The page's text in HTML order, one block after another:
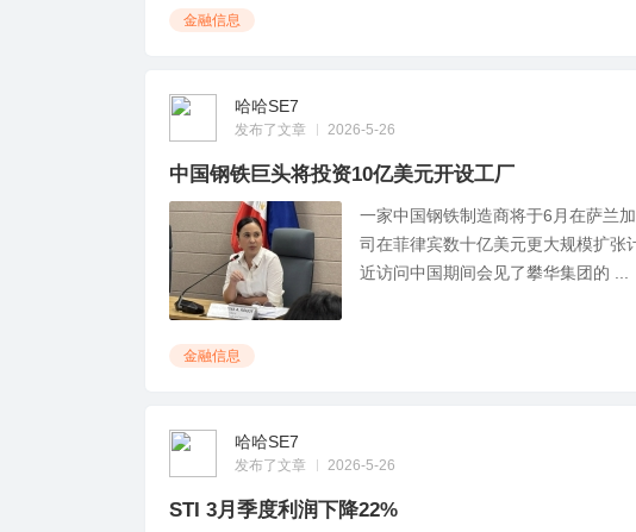
金融信息
哈哈SE7
发布了文章 2026-5-26
中国钢铁巨头将投资10亿美元开设工厂
一家中国钢铁制造商将于6月在萨兰
司在菲律宾数十亿美元更大规模扩张
近访问中国期间会见了攀华集团的 ...
金融信息
哈哈SE7
发布了文章 2026-5-26
STI 3月季度利润下降22%